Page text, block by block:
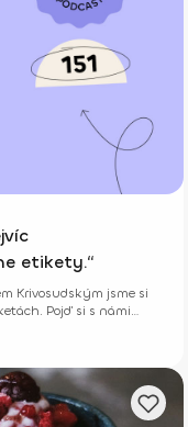
etikety.“
Krivosudským jsme si
Pojď si s námi
zmanipulovat